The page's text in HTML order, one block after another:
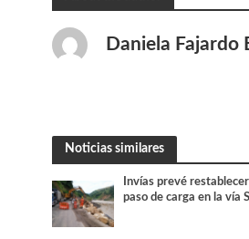
Daniela Fajardo
Noticias similares
Invías prevé
paso de carga en la vía